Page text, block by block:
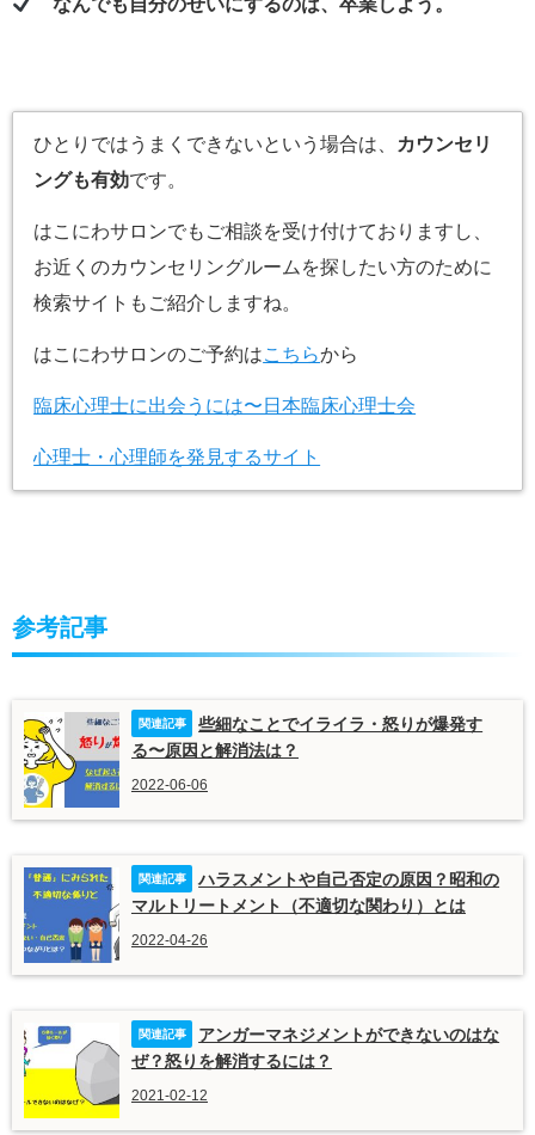
ひとりではうまくできないという場合は、 カウンセリ
ングも有効です。
はこにわサロンでもご相談を受け付けておりますし、
お近くのカウンセリングルームを探したい方のために
検索サイトもご紹介しますね。
はこにわサロンのご予約はこちらから
臨床心理士に出会うには〜日本臨床心理士会
心理士・心理師を発見するサイト
参考記事
些細なことでイライラ・怒りが爆発す
る〜原因と解消法は？
2022-06-06
ハラスメントや自己否定の原因？昭和の
マルトリートメント（不適切な関わり）とは
2022-04-26
アンガーマネジメントができないのはな
ぜ？怒りを解消するには？
2021-02-12